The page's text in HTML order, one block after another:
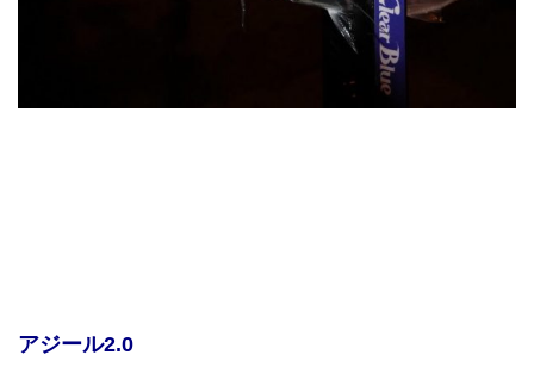
アジール2.0